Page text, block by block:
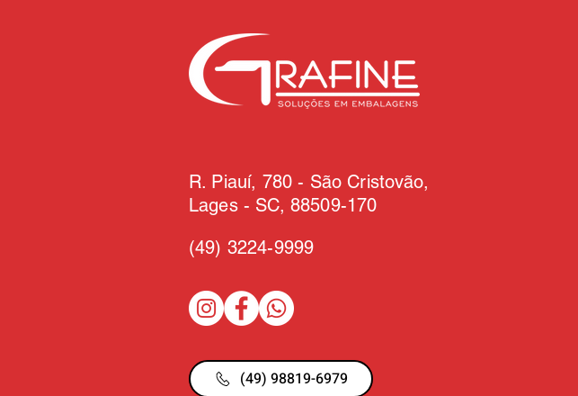
R. Piauí, 780 - São Cristovão,
Lages - SC, 88509-170
(49) 3224-9999
(49) 98819-6979